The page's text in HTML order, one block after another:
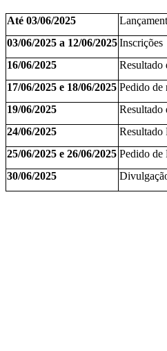
Até 03/06/2025
03/06/2025 a 12/06/2025Inscrições
16/06/2025
Resultado
17/06/2025 e 18/06/2025 Pedido de
19/06/2025
Resultado
24/06/2025
Resultado
25/06/2025 e 26/06/2025 Pedido de
30/06/2025